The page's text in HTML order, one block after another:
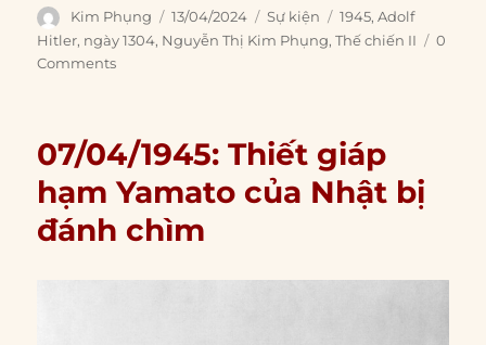
Author
Kim Phụng
Posted
on
13/04/2024 Categories
Sự kiện Tags
1945,Adolf
Hitler, ngày 1304, Nguyễn Thị Kim Phụng,Thế chiến II
0
Comments
07/04/1945: Thiết giáp
hạm Yamato của Nhật bị
đánh chìm